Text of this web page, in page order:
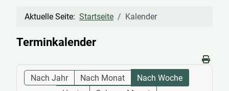
Aktuelle Seite: Startseite Kalender
Terminkalender
Nach Jahr Nach Monat
Nach Woche